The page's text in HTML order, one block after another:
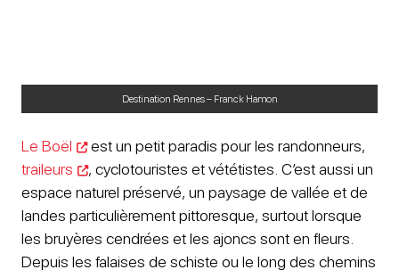
Destination Rennes – Franck Hamon
Le Boël
est un petit paradis pour les randonneurs,
traileurs
, cyclotouristes et vététistes. C’est aussi un
espace naturel préservé, un paysage de vallée et de
landes particulièrement pittoresque, surtout lorsque
les bruyères cendrées et les ajoncs sont en fleurs.
Depuis les falaises de schiste ou le long des chemins